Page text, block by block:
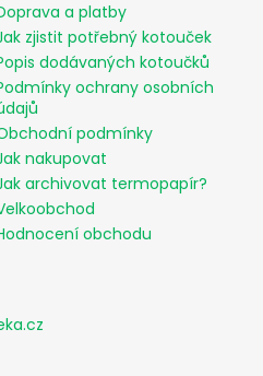
a platby
zjistit potřebný kotouček
dodávaných kotoučků
ochrany osobních
podmínky
nakupovat
archivovat termopapír?
obchodu